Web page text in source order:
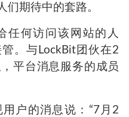
们期待中的套路。
任何访问该网站的人
。与LockBit团伙在2
平台消息服务的成员
户的消息说：“7月2